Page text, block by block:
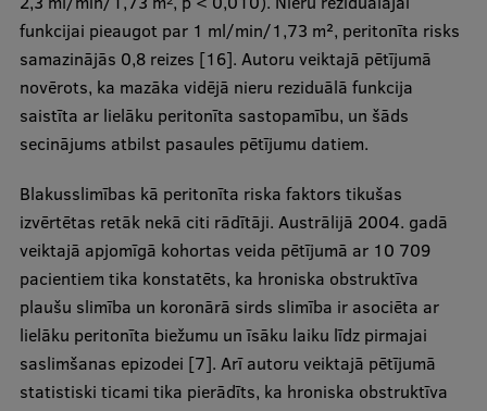
funkcijai pieaugot par 1 ml/min/1,73 m², peritonīta risks
samazinājās 0,8 reizes [16]. Autoru veiktajā pētījumā
novērots, ka mazāka vidējā nieru reziduālā funkcija
saistīta ar lielāku peritonīta sastopamību, un šāds
secinājums atbilst pasaules pētījumu datiem.
Blakusslimības kā peritonīta riska faktors tikušas
izvērtētas retāk nekā citi rādītāji. Austrālijā 2004. gadā
veiktajā apjomīgā kohortas veida pētījumā ar 10 709
pacientiem tika konstatēts, ka hroniska obstruktīva
plaušu slimība un koronārā sirds slimība ir asociēta ar
lielāku peritonīta biežumu un īsāku laiku līdz pirmajai
saslimšanas epizodei [7]. Arī autoru veiktajā pētījumā
statistiski ticami tika pierādīts, ka hroniska obstruktīva